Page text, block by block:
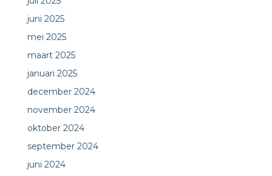
juni 2025
mei 2025
maart 2025
januari 2025
december 2024
november 2024
oktober 2024
september 2024
juni 2024